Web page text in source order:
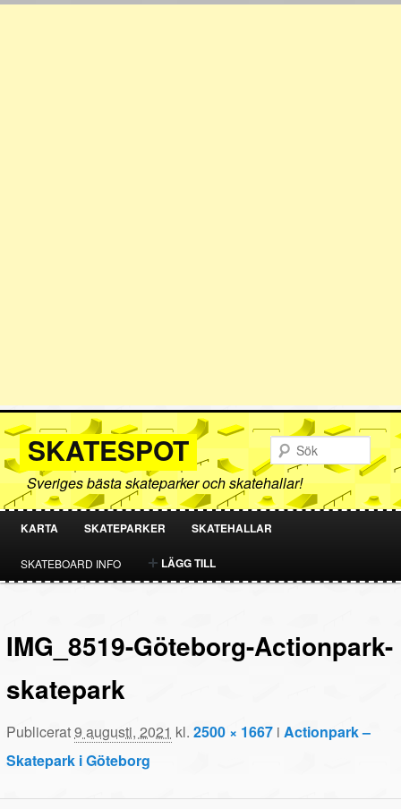
SKATESPOT
Sveriges bästa skateparker och skatehallar!
HOPPA
TILL
INNEHÅLL
HOPPA
TILL
INNEHÅLL
KARTA SKATEPARKER SKATEHALLAR
SKATEBOARD INFO LÄGG TILL
IMG_8519-Göteborg-Actionpark-
skatepark
Publicerat9 augusti, 2021 kl.2500 × 1667 iActionpark –
Skatepark i Göteborg